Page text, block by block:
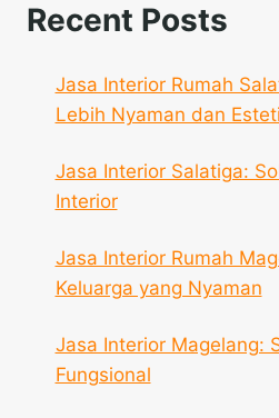
Recent Posts
Jasa Interior Rumah
Lebih Nyaman dan
Jasa Interior Salatiga:
Interior
Jasa Interior Rumah
Keluarga yang Nyaman
Jasa Interior Magelang:
Fungsional